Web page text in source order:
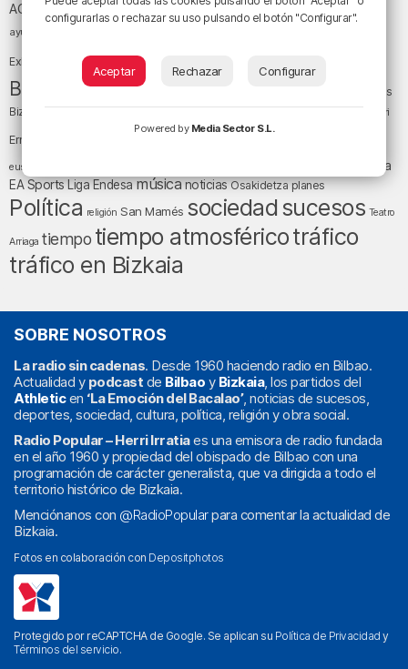
ACB Athletic Club Athletic Club de Bilbao
ayuntamiento de Bilbao baloncesto
Exhibition Center) Bilbao
Bizkaia y sus comarcas cultura
Cáritas
Bizkaia
Deusto Diócesis de Bilbao Egunon Bizkaia el tiempo Enkarterri
Ernesto Valverde Euskadi (País Vasco)
euskera
LaLiga
EA Sports Liga Endesa música noticias Osakidetza planes
Política religión San Mamés sociedad sucesos Teatro
Arriaga tiempo tiempo atmosféricotráfico
tráfico en Bizkaia
SOBRE NOSOTROS
La radio sin cadenas. Desde 1960 haciendo radio en Bilbao.
Actualidad y podcast de Bilbao y Bizkaia, los partidos del
Athleticen ‘La Emoción del Bacalao’, noticias de sucesos,
deportes, sociedad, cultura, política, religión y obra social.
Radio Popular – Herri Irratiaes una emisora de radio fundada
en el año 1960 y propiedad del obispado de Bilbao con una
programación de carácter generalista, que va dirigida a todo el
territorio histórico de Bizkaia.
Menciónanos con @RadioPopularpara comentar la actualidad de
Bizkaia.
Fotos en colaboración con Depositphotos
Protegido por reCAPTCHA de Google. Se aplican su Política de Privacidad y
Términos del servicio.
configurarlas o rechazar su uso pulsando el botón "Configurar".
Aceptar Rechazar Configurar
Powered by Media Sector S.L.